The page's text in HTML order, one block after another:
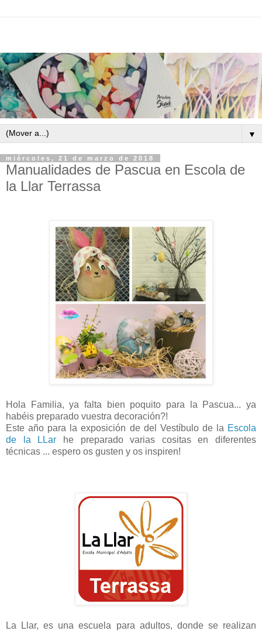
▼
miércoles, 21 de marzo de 2018
Manualidades de Pascua en Escola de
la Llar Terrassa
Hola Familia, ya falta bien poquito para la Pascua... ya
habéis preparado vuestra decoración?!
Este año para la exposición de del Vestíbulo de la Escola
de la LLar he preparado varias cositas en diferentes
técnicas ... espero os gusten y os inspiren!
La Llar, es una escuela para adultos, donde se realizan